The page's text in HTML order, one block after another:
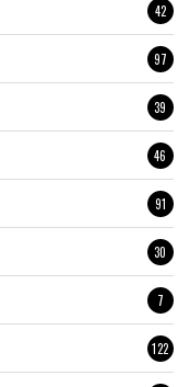
42
97
39
46
91
30
7
122